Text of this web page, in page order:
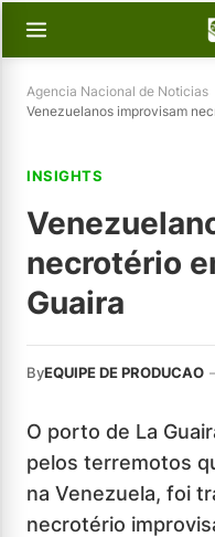
Agencia Nacional de Noticias
Venezuelanos improvisam
INSIGHTS
necrotério
Guaira
ByEQUIPE DE PRODUCAO
O porto de La
pelos terremotos
na Venezuela, foi
necrotério